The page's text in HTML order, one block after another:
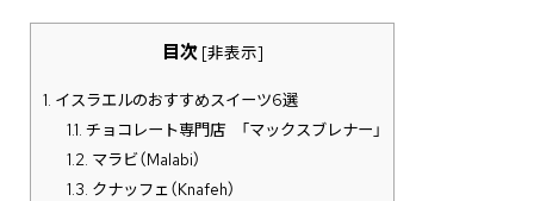
目次 [非表示]
1. イスラエルのおすすめスイーツ6選
1.1. チョコレート専門店 「マックスブレナー」
1.2. マラビ（Malabi）
1.3. クナッフェ（Knafeh）